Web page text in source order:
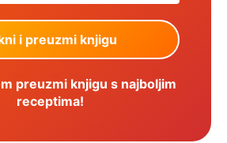
preuzmi knjigu s najboljim
receptima!